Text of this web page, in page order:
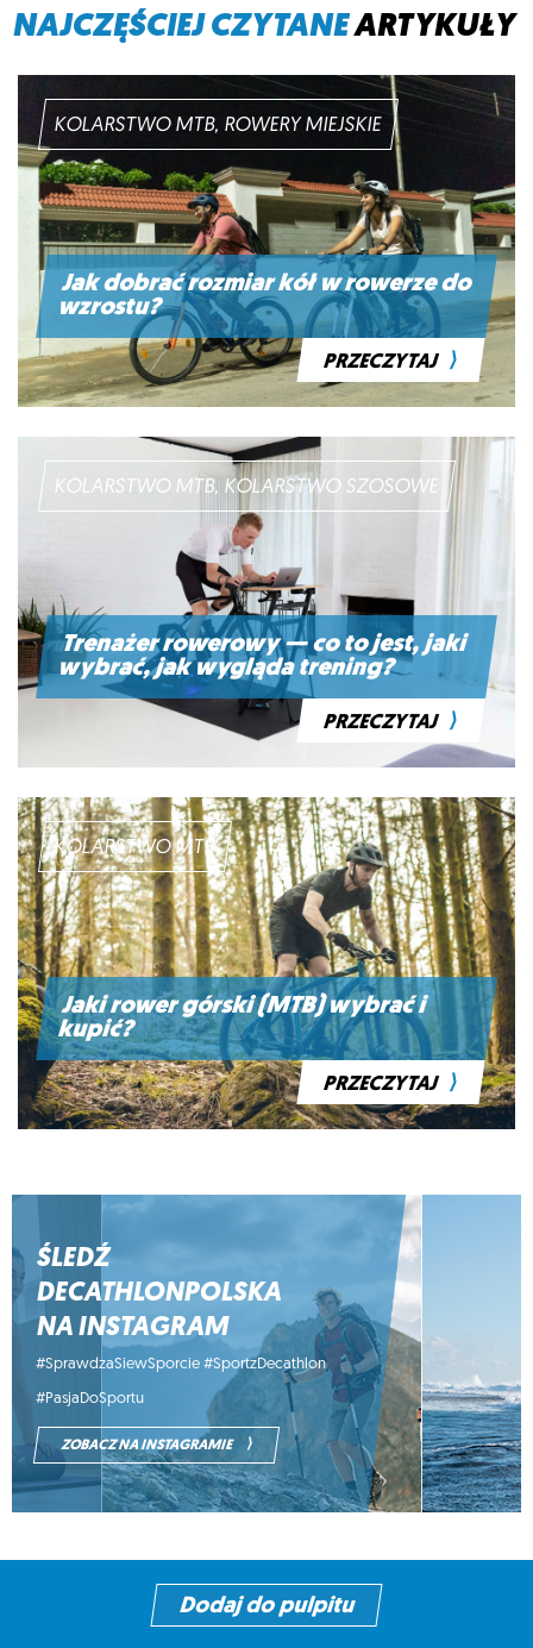
NAJCZĘŚCIEJ CZYTANEARTYKUŁY
KOLARSTWO MTB, ROWERY MIEJSKIE
Jak dobrać rozmiar kół w rowerze do
wzrostu?
PRZECZYTAJ ⟩
KOLARSTWO MTB, KOLARSTWO SZOSOWE
Trenażer rowerowy — co to jest, jaki
wybrać, jak wygląda trening?
PRZECZYTAJ ⟩
KOLARSTWO MTB
Jaki rower górski (MTB) wybrać i
kupić?
PRZECZYTAJ ⟩
ŚLEDŹ
DECATHLONPOLSKA
NA INSTAGRAM
#SprawdzaSiewSporcie #SportzDecathlon
#PasjaDoSportu
ZOBACZ NA INSTAGRAMIE ⟩
Dodaj do pulpitu